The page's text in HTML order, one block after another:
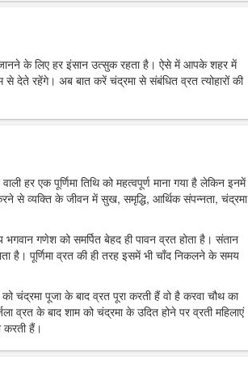
जानने के लिए हर इंसान उत्सुक रहता है। ऐसे में आपके शहर में
रहेंगे। अब बात करें चंद्रमा से संबंधित व्रत त्योहारों की
हर एक पूर्णिमा तिथि को महत्वपूर्ण माना गया है लेकिन इनमें
करने से व्यक्ति के जीवन में सुख, समृद्धि, आर्थिक संपन्नता, चंद्रमा
गणेश को समर्पित बेहद ही पावन व्रत होता है। संतान
है। पूर्णिमा व्रत की ही तरह इसमें भी चाँद निकलने के समय
चंद्रमा पूजा के बाद व्रत पूरा करती हैं वो है करवा चौथ का
व्रत के बाद शाम को चंद्रमा के उदित होने पर व्रती महिलाएं
करती हैं।